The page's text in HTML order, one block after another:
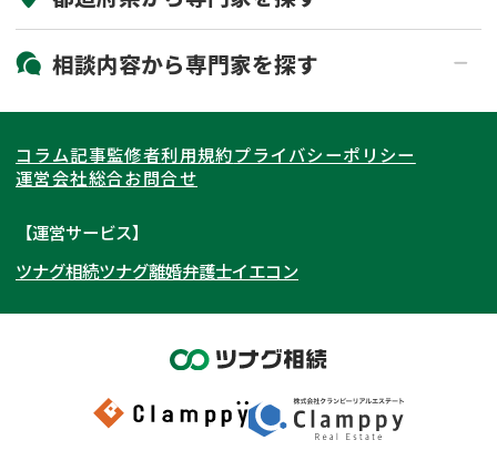
北海道・東北
北海道 青森県
岩手県 宮城県
秋田県
福島県
関東
東京都 神奈川県
埼玉県
茨城県 群馬県
東海
愛知県
岐阜県 山梨県
関西
大阪府 京都府
奈良県
和歌山県
北陸・甲信越
石川県
富山県
岡山県
九州・沖縄
相談内容から専門家を探す
相続登記
遺産分割
相続手続き
家族信託
成年後見・任意後見
相続財産調査
不動産評価(相続不動産)
相続トラブル
コラム記事監修者利用規約プライバシーポリシー
運営会社総合お問合せ
【運営サービス】
ツナグ相続ツナグ離婚弁護士イエコン